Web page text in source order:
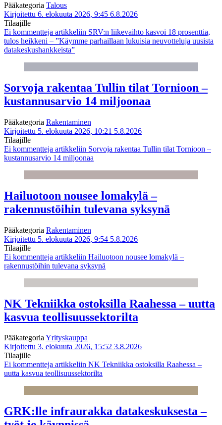
Pääkategoria Talous
Kirjoitettu 6. elokuuta 2026, 9:45 6.8.2026
Tilaajille
Ei kommentteja artikkeliin SRV:n liikevaihto kasvoi 18 prosenttia,
tulos heikkeni – ”Käymme parhaillaan lukuisia neuvotteluja uusista
datakeskushankkeista”
Sorvoja rakentaa Tullin tilat Tornioon –
kustannusarvio 14 miljoonaa
Pääkategoria Rakentaminen
Kirjoitettu 5. elokuuta 2026, 10:21 5.8.2026
Tilaajille
Ei kommentteja artikkeliin Sorvoja rakentaa Tullin tilat Tornioon –
kustannusarvio 14 miljoonaa
Hailuotoon nousee lomakylä –
rakennustöihin tulevana syksynä
Pääkategoria Rakentaminen
Kirjoitettu 5. elokuuta 2026, 9:54 5.8.2026
Tilaajille
Ei kommentteja artikkeliin Hailuotoon nousee lomakylä –
rakennustöihin tulevana syksynä
NK Tekniikka ostoksilla Raahessa – uutta
kasvua teollisuussektorilta
PääkategoriaYrityskauppa
Kirjoitettu 3. elokuuta 2026, 15:52 3.8.2026
Tilaajille
Ei kommentteja artikkeliin NK Tekniikka ostoksilla Raahessa –
uutta kasvua teollisuussektorilta
GRK:lle infraurakka datakeskuksesta –